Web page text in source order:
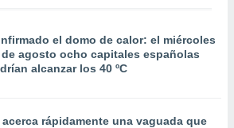
el domo de calor: el miércoles
de agosto ocho capitales españolas
alcanzar los 40 ºC
acerca rápidamente una vaguada que